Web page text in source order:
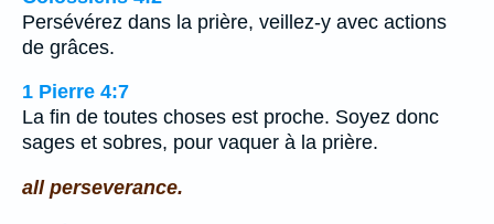
Persévérez dans la prière, veillez-y avec actions
de grâces.
1 Pierre 4:7
La fin de toutes choses est proche. Soyez donc
sages et sobres, pour vaquer à la prière.
all perseverance.